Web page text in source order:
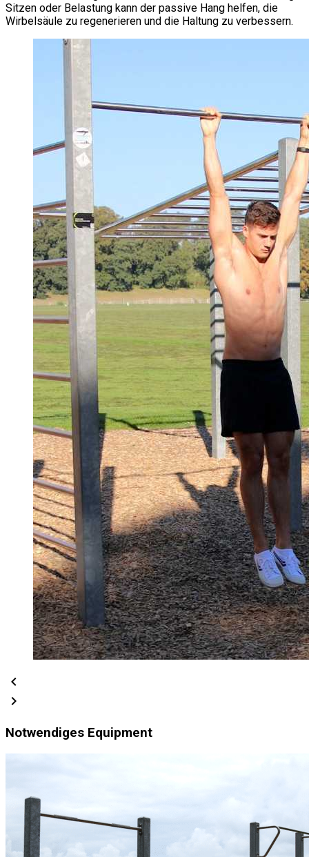
Sitzen oder Belastung kann der passive Hang helfen, die
Wirbelsäule zu regenerieren und die Haltung zu verbessern.
chevron_left
chevron_right
Notwendiges Equipment